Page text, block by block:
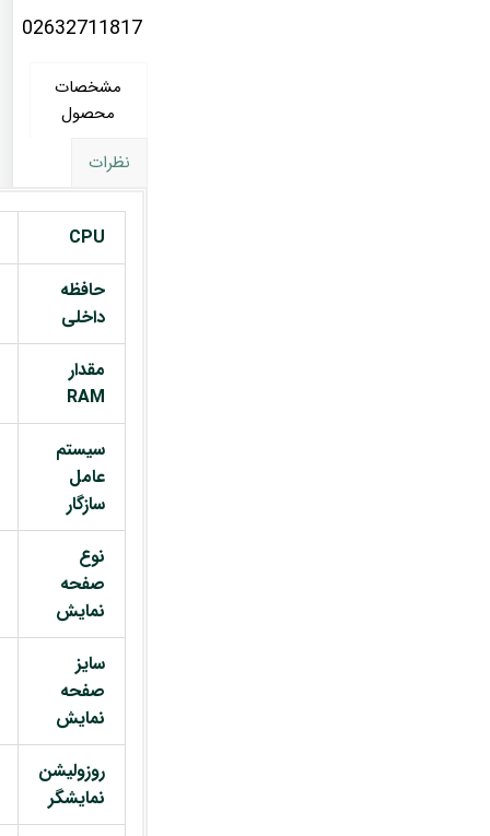
02632711817
مشخصات
محصول
نظرات
CPU
حافظه
داخلی
مقدار
RAM
سیستم
عامل
سازگار
نوع
صفحه
نمایش
سایز
صفحه
نمایش
روزولیشن
نمایشگر